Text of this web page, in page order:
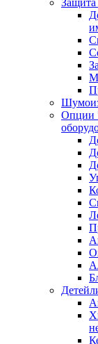
Защита
Опции